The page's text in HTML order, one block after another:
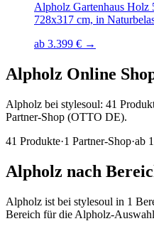
Alpholz Gartenhaus
728x317 cm, in
ab 3.399 € →
Alpholz Online
Alpholz bei stylesoul: 41
Partner-Shop (OTTO DE).
41 Produkte·1 Partner-Shop·ab
Alpholz nach
Alpholz ist bei stylesoul in 1
Bereich für die Alpholz-